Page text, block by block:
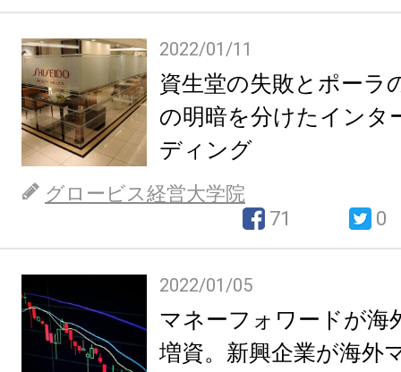
2022/01/11
資生堂の失敗とポーラ
の明暗を分けたインタ
ディング
グロービス経営大学院
71
0
2022/01/05
マネーフォワードが海
増資。新興企業が海外